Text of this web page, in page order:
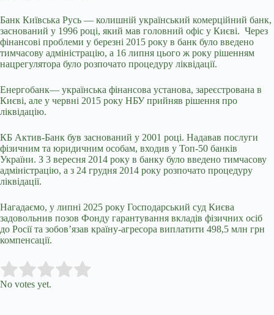
Банк Київська Русь — колишній український комерційний банк,
заснований у 1996 році, який мав головний офіс у Києві. Через
фінансові проблеми у березні 2015 року в банк було введено
тимчасову адміністрацію, а 16 липня цього ж року рішенням
нацрегулятора було розпочато процедуру ліквідації.
Енергобанк— українська фінансова установа, зареєстрована в
Києві, але у червні 2015 року НБУ прийняв рішення про
ліквідацію.
КБ Актив-Банк був заснований у 2001 році. Надавав послуги
фізичним та юридичним особам, входив у Топ-50 банків
України. З 3 вересня 2014 року в банку було введено тимчасову
адміністрацію, а з 24 грудня 2014 року розпочато процедуру
ліквідації.
Нагадаємо, у липні 2025 року Господарський суд Києва
задовольнив позов Фонду гарантування вкладів фізичних осіб
до Росії та зобов’язав країну-агресора виплатити 498,5 млн грн
компенсації.
Rate this item:
No votes yet.